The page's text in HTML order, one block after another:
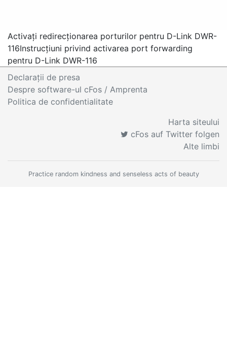
Activați redirecționarea porturilor pentru D-Link DWR-
116Instrucțiuni privind activarea port forwarding
pentru D-Link DWR-116
Declaraţii de presa
Despre software-ul cFos / Amprenta
Politica de confidentialitate
Harta siteului
cFos auf Twitter folgen
Alte limbi
Practice random kindness and senseless acts of beauty